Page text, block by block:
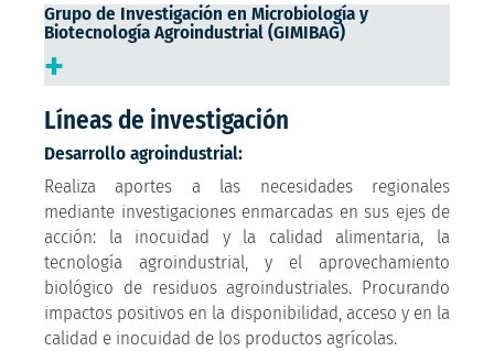
Grupo de Investigación en Microbiología y
Biotecnología Agroindustrial (GIMIBAG)
+
Líneas de investigación
Desarrollo agroindustrial:
Realiza aportes a las necesidades regionales
mediante investigaciones enmarcadas en sus ejes de
acción: la inocuidad y la calidad alimentaria, la
tecnología agroindustrial, y el aprovechamiento
biológico de residuos agroindustriales. Procurando
impactos positivos en la disponibilidad, acceso y en la
calidad e inocuidad de los productos agrícolas.